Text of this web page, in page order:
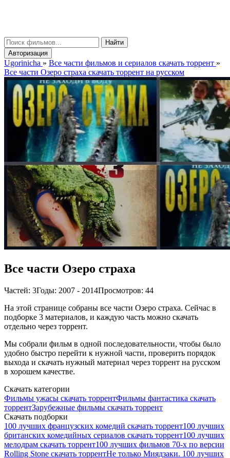
Найти
Авторизация
Ugorinicha » Все части фильмов и сериалов скачать торрент »
Все части Озеро страха скачать торрент на русском
Все части Озеро страха
Частей: 3Годы: 2007 - 2014Просмотров: 44
На этой странице собраны все части Озеро страха. Сейчас в
подборке 3 материалов, и каждую часть можно скачать
отдельно через торрент.
Мы собрали фильм в одной последовательности, чтобы было
удобно быстро перейти к нужной части, проверить порядок
выхода и скачать нужный материал через торрент на русском
в хорошем качестве.
Скачать категории
Фильмы ужасы скачать торрентФильмы фантастика скачать
торрентЗарубежные фильмы скачать торрент
Скачать подборки
100 лучших французских комедий скачать торрент100 лучших
британских комедийных сериалов скачать торрент100 лучших
мелодрам скачать торрент100 лучших фильмов 70-х по версии
Rolling Stone скачать торрентНе только Миядзаки. 100 лучших